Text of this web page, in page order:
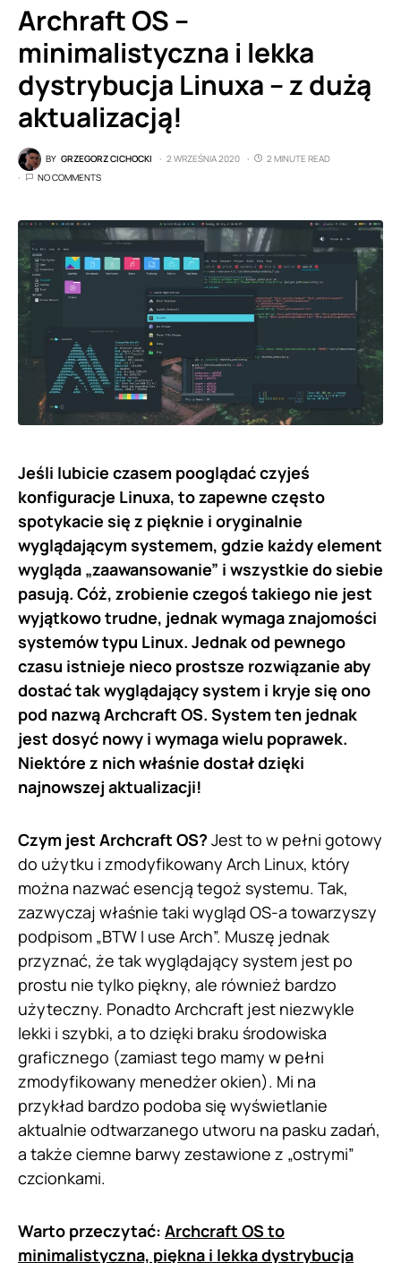
Archraft OS –
minimalistyczna i lekka
dystrybucja Linuxa – z dużą
aktualizacją!
BY GRZEGORZ CICHOCKI 2 WRZEŚNIA 2020
2 MINUTE READ
NO COMMENTS
Jeśli lubicie czasem pooglądać czyjeś
konfiguracje Linuxa, to zapewne często
spotykacie się z pięknie i oryginalnie
wyglądającym systemem, gdzie każdy element
wygląda „zaawansowanie” i wszystkie do siebie
pasują. Cóż, zrobienie czegoś takiego nie jest
wyjątkowo trudne, jednak wymaga znajomości
systemów typu Linux. Jednak od pewnego
czasu istnieje nieco prostsze rozwiązanie aby
dostać tak wyglądający system i kryje się ono
pod nazwą Archcraft OS. System ten jednak
jest dosyć nowy i wymaga wielu poprawek.
Niektóre z nich właśnie dostał dzięki
najnowszej aktualizacji!
Czym jest Archcraft OS? Jest to w pełni gotowy
do użytku i zmodyfikowany Arch Linux, który
można nazwać esencją tegoż systemu. Tak,
zazwyczaj właśnie taki wygląd OS-a towarzyszy
podpisom „BTW I use Arch”. Muszę jednak
przyznać, że tak wyglądający system jest po
prostu nie tylko piękny, ale również bardzo
użyteczny. Ponadto Archcraft jest niezwykle
lekki i szybki, a to dzięki braku środowiska
graficznego (zamiast tego mamy w pełni
zmodyfikowany menedżer okien). Mi na
przykład bardzo podoba się wyświetlanie
aktualnie odtwarzanego utworu na pasku zadań,
a także ciemne barwy zestawione z „ostrymi”
czcionkami.
Warto przeczytać: Archcraft OS to
minimalistyczna, piękna i lekka dystrybucja